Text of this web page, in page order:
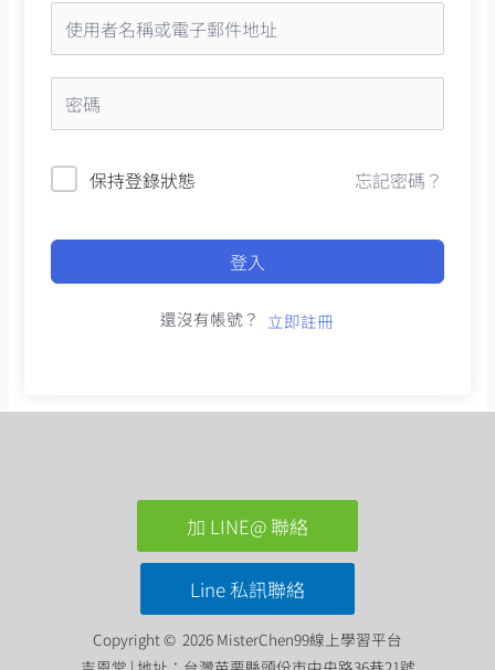
保持登錄狀態 忘記密碼？
登入
還沒有帳號？ 立即註冊
加 LINE@ 聯絡
Line 私訊聯絡
Copyright © 2026 MisterChen99線上學習平台